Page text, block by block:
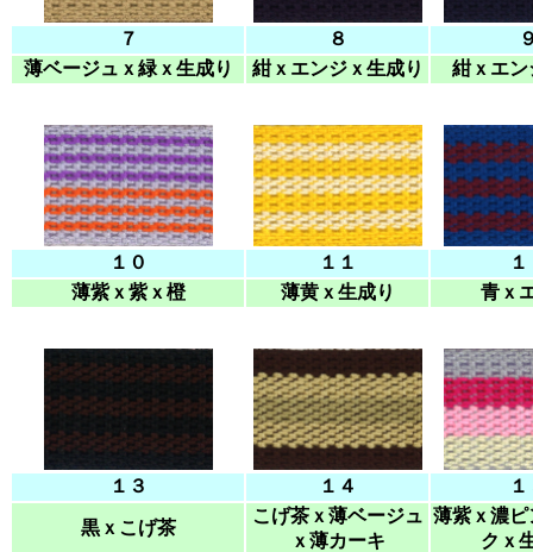
７ ８
薄ベージュｘ緑ｘ生成り
紺ｘエンジｘ生成り 紺ｘエン
１０ １１
薄紫ｘ紫ｘ橙
薄黄ｘ生成り 青ｘ
１３ １４
黒ｘこげ茶
こげ茶ｘ薄ベージュ
ｘ薄カーキ
薄紫ｘ濃
クｘ